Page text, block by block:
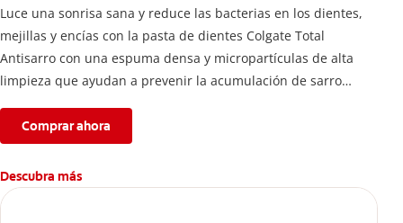
Luce una sonrisa sana y reduce las bacterias en los dientes,
mejillas y encías con la pasta de dientes Colgate Total
Antisarro con una espuma densa y micropartículas de alta
limpieza que ayudan a prevenir la acumulación de sarro
Comprar ahora
Descubra más